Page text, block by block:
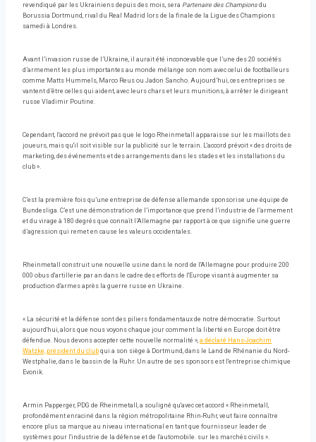
revendiqué par les Ukrainiens depuis des mois, sera Partenaire des Champions du
Borussia Dortmund, rival du Real Madrid lors de la finale de la Ligue des Champions
samedi à Londres.
Avant l’invasion russe de l’Ukraine, il aurait été inconcevable que l’une des 20 sociétés
d’armement les plus importantes au monde mélange son nom avec celui de footballeurs
comme Matts Hummels, Marco Reus ou Jadon Sancho. Aujourd’hui, ces entreprises se
vantent d’être celles qui aident, avec leurs chars et leurs munitions, à arrêter le dirigeant
russe Vladimir Poutine.
Cependant, l'accord ne prévoit pas que le logo Rheinmetall apparaisse sur les maillots des
joueurs, mais qu'il soit visible sur la publicité sur le terrain. L'accord prévoit « des droits de
marketing, des événements et des arrangements dans les stades et les installations du
club ».
C’est la première fois qu’une entreprise de défense allemande sponsorise une équipe de
Bundesliga. C’est une démonstration de l’importance que prend l’industrie de l’armement
et du virage à 180 degrés que connaît l’Allemagne par rapport à ce que signifie une guerre
d’agression qui remet en cause les valeurs occidentales.
Rheinmetall construit une nouvelle usine dans le nord de l'Allemagne pour produire 200
000 obus d'artillerie par an dans le cadre des efforts de l'Europe visant à augmenter sa
production d'armes après la guerre russe en Ukraine.
« La sécurité et la défense sont des piliers fondamentaux de notre démocratie. Surtout
aujourd'hui, alors que nous voyons chaque jour comment la liberté en Europe doit être
défendue. Nous devons accepter cette nouvelle normalité », a déclaré Hans-Joachim
Watzke, président du club qui a son siège à Dortmund, dans le Land de Rhénanie du Nord-
Westphalie, dans le bassin de la Ruhr. Un autre de ses sponsors est l'entreprise chimique
Evonik.
Armin Papperger, PDG de Rheinmetall, a souligné qu'avec cet accord « Rheinmetall,
profondément enraciné dans la région métropolitaine Rhin-Ruhr, veut faire connaître
encore plus sa marque au niveau international en tant que fournisseur leader de
systèmes pour l'industrie de la défense et de l'automobile. sur les marchés civils ».